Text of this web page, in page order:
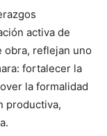
activa de
obra, reflejan uno
fortalecer la
la formalidad
productiva,